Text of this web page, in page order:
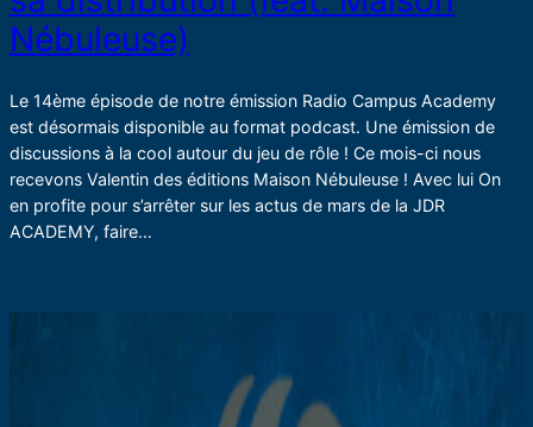
Nébuleuse)
Le 14ème épisode de notre émission Radio Campus Academy
est désormais disponible au format podcast. Une émission de
discussions à la cool autour du jeu de rôle ! Ce mois-ci nous
recevons Valentin des éditions Maison Nébuleuse ! Avec lui On
en profite pour s’arrêter sur les actus de mars de la JDR
ACADEMY, faire…